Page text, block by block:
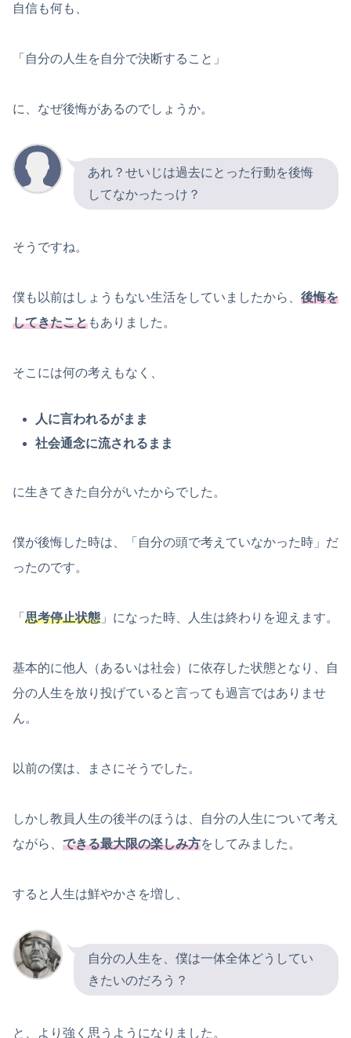
自信も何も、
「自分の人生を自分で決断すること」
に、なぜ後悔があるのでしょうか。
あれ？せいじは過去にとった行動を後悔
してなかったっけ？
そうですね。
僕も以前はしょうもない生活をしていましたから、 後悔を
してきたこともありました。
そこには何の考えもなく、
人に言われるがまま
社会通念に流されるまま
に生きてきた自分がいたからでした。
僕が後悔した時は、「自分の頭で考えていなかった時」だ
ったのです。
「 思考停止状態 」になった時、人生は終わりを迎えます。
基本的に他人（あるいは社会）に依存した状態となり、自
分の人生を放り投げていると言っても過言ではありませ
ん。
以前の僕は、まさにそうでした。
しかし教員人生の後半のほうは、自分の人生について考え
ながら、 できる最大限の楽しみ方をしてみました。
すると人生は鮮やかさを増し、
自分の人生を、僕は一体全体どうしてい
きたいのだろう？
と、より強く思うようになりました。